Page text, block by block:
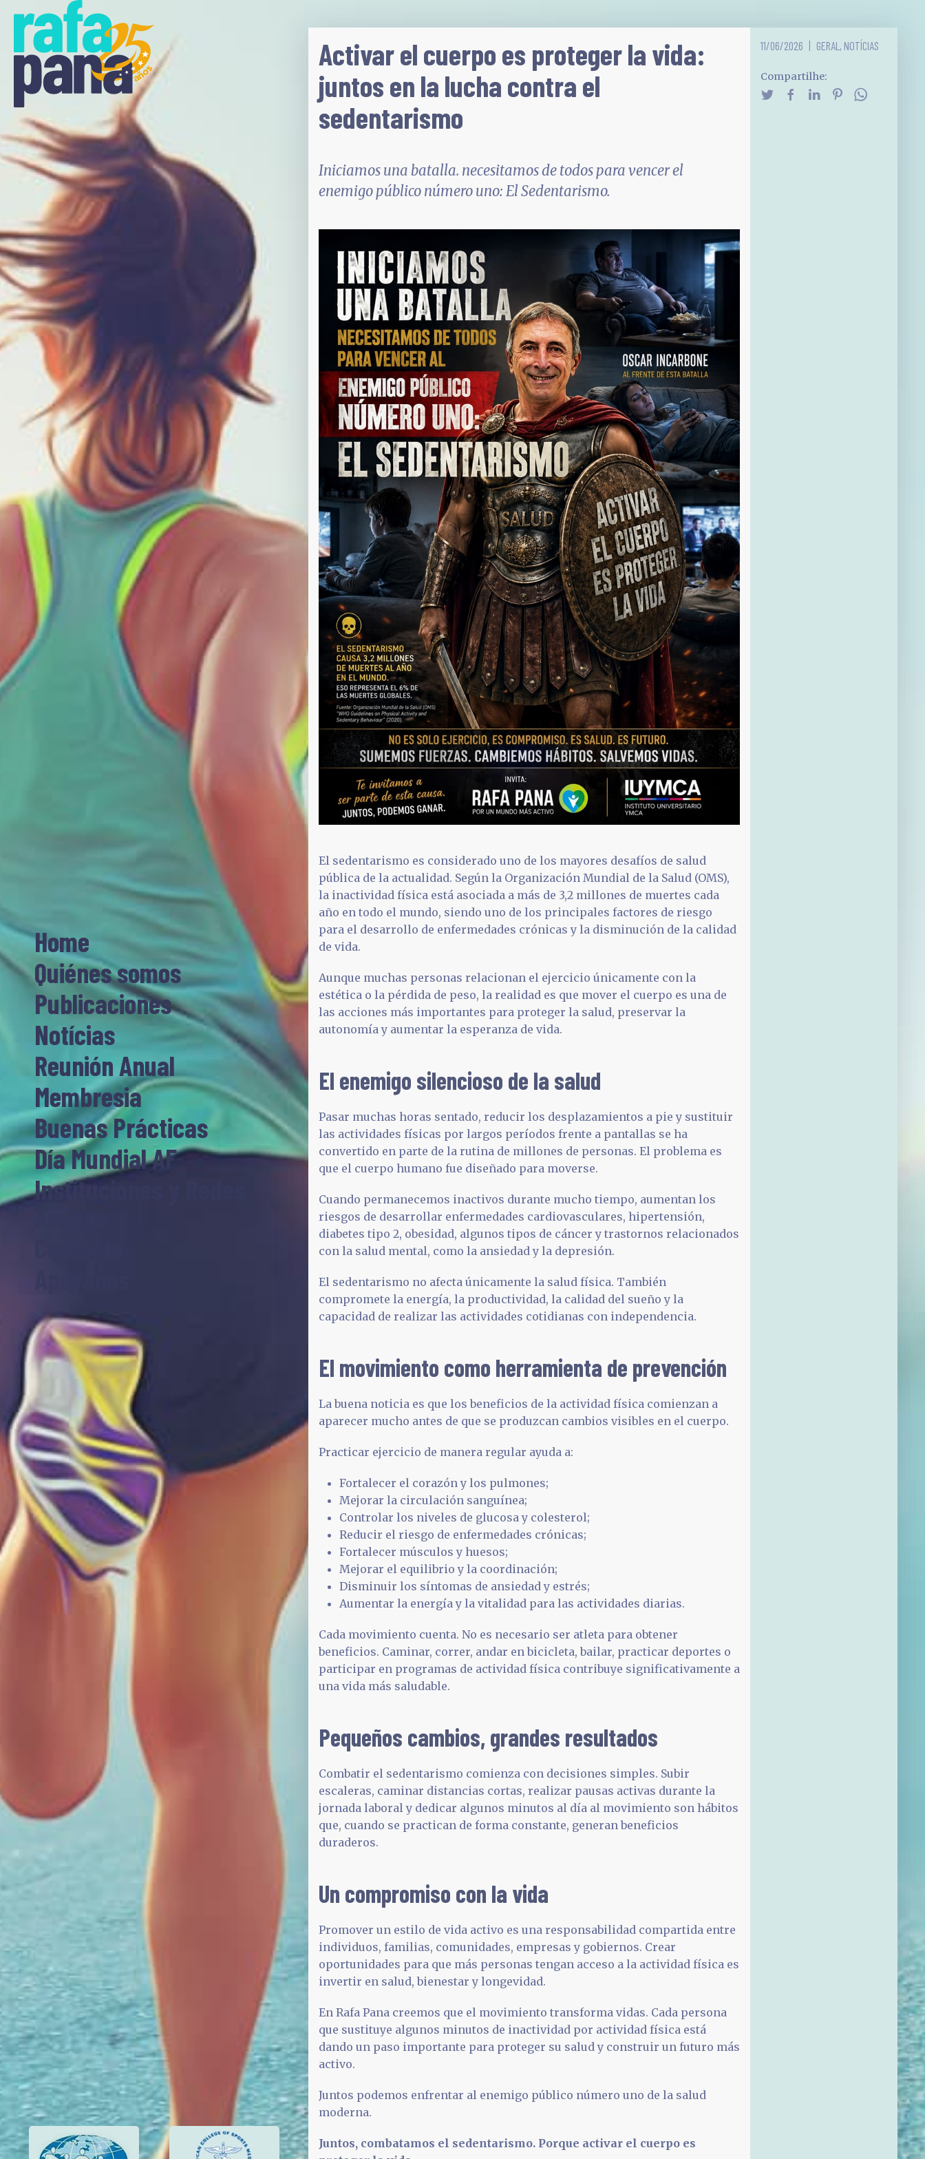
Home
Quiénes somos
Publicaciones
Notícias
Reunión Anual
Membresia
Buenas Prácticas
Día Mundial AF
Instituciones y Redes
Activar el cuerpo es proteger la vida:
juntos en la lucha contra el
sedentarismo
Iniciamos una batalla. necesitamos de todos para vencer el
enemigo público número uno: El Sedentarismo.
El sedentarismo es considerado uno de los mayores desafíos de salud
pública de la actualidad. Según la Organización Mundial de la Salud (OMS),
la inactividad física está asociada a más de 3,2 millones de muertes cada
año en todo el mundo, siendo uno de los principales factores de riesgo
para el desarrollo de enfermedades crónicas y la disminución de la calidad
de vida.
Aunque muchas personas relacionan el ejercicio únicamente con la
estética o la pérdida de peso, la realidad es que mover el cuerpo es una de
las acciones más importantes para proteger la salud, preservar la
autonomía y aumentar la esperanza de vida.
El enemigo silencioso de la salud
Pasar muchas horas sentado, reducir los desplazamientos a pie y sustituir
las actividades físicas por largos períodos frente a pantallas se ha
convertido en parte de la rutina de millones de personas. El problema es
que el cuerpo humano fue diseñado para moverse.
Cuando permanecemos inactivos durante mucho tiempo, aumentan los
riesgos de desarrollar enfermedades cardiovasculares, hipertensión,
diabetes tipo 2, obesidad, algunos tipos de cáncer y trastornos relacionados
con la salud mental, como la ansiedad y la depresión.
El sedentarismo no afecta únicamente la salud física. También
compromete la energía, la productividad, la calidad del sueño y la
capacidad de realizar las actividades cotidianas con independencia.
El movimiento como herramienta de prevención
La buena noticia es que los beneficios de la actividad física comienzan a
aparecer mucho antes de que se produzcan cambios visibles en el cuerpo.
Practicar ejercicio de manera regular ayuda a:
Fortalecer el corazón y los pulmones;
Mejorar la circulación sanguínea;
Controlar los niveles de glucosa y colesterol;
Reducir el riesgo de enfermedades crónicas;
Fortalecer músculos y huesos;
Mejorar el equilibrio y la coordinación;
Disminuir los síntomas de ansiedad y estrés;
Aumentar la energía y la vitalidad para las actividades diarias.
Cada movimiento cuenta. No es necesario ser atleta para obtener
beneficios. Caminar, correr, andar en bicicleta, bailar, practicar deportes o
participar en programas de actividad física contribuye significativamente a
una vida más saludable.
Pequeños cambios, grandes resultados
Combatir el sedentarismo comienza con decisiones simples. Subir
escaleras, caminar distancias cortas, realizar pausas activas durante la
jornada laboral y dedicar algunos minutos al día al movimiento son hábitos
que, cuando se practican de forma constante, generan beneficios
duraderos.
Un compromiso con la vida
Promover un estilo de vida activo es una responsabilidad compartida entre
individuos, familias, comunidades, empresas y gobiernos. Crear
oportunidades para que más personas tengan acceso a la actividad física es
invertir en salud, bienestar y longevidad.
En Rafa Pana creemos que el movimiento transforma vidas. Cada persona
que sustituye algunos minutos de inactividad por actividad física está
dando un paso importante para proteger su salud y construir un futuro más
activo.
Juntos podemos enfrentar al enemigo público número uno de la salud
moderna.
Juntos, combatamos el sedentarismo. Porque activar el cuerpo es
11/06/2026 GERAL , NOTÍCIAS
Compartilhe: